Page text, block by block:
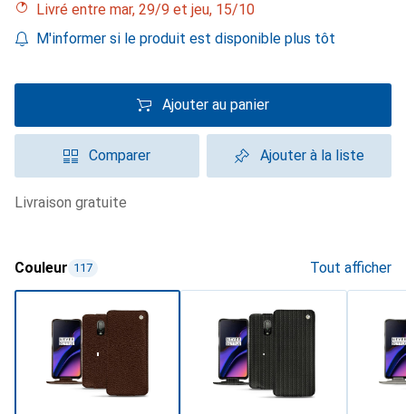
Livré entre mar, 29/9 et jeu, 15/10
M'informer si le produit est disponible plus tôt
Ajouter au panier
Comparer Ajouter à la liste
livraison gratuite
Couleur 117 Tout afficher